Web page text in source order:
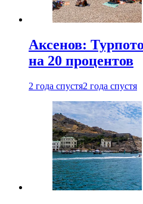
Аксенов:
на 20 процентов
2 года спустя2 года спустя